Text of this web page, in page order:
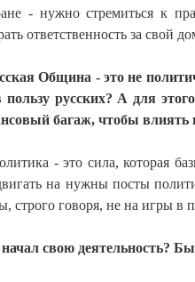
- нужно стремиться к
ответственность за свой
Община - это не
русских? А для
багаж, чтобы влиять
- это сила, которая
на нужны посты
строго говоря, не на игры в
свою деятельность?